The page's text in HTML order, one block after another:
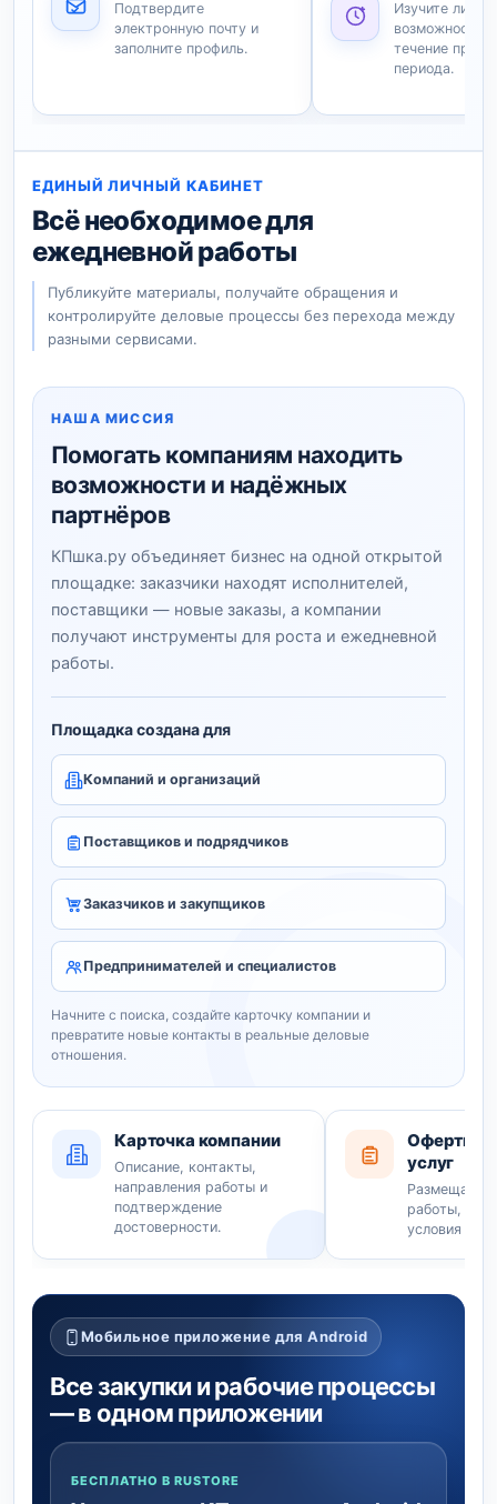
Подтвердите
электронную почту и
заполните профиль.
Изучите
возможности
течение
периода.
ЕДИНЫЙ ЛИЧНЫЙ КАБИНЕТ
Всё необходимое для
ежедневной работы
Публикуйте материалы, получайте обращения и
контролируйте деловые процессы без перехода между
разными сервисами.
НАША МИССИЯ
Помогать компаниям находить
возможности и надёжных
партнёров
КПшка.ру объединяет бизнес на одной открытой
площадке: заказчики находят исполнителей,
поставщики — новые заказы, а компании
получают инструменты для роста и ежедневной
работы.
Площадка создана для
Компаний и организаций
Поставщиков и подрядчиков
Заказчиков и закупщиков
Предпринимателей и специалистов
Начните с поиска, создайте карточку компании и
превратите новые контакты в реальные деловые
отношения.
Карточка компании
Описание, контакты,
направления работы и
подтверждение
достоверности.
Оферты
услуг
Размещайте
работы,
условия
Мобильное приложение для Android
Все закупки и рабочие процессы
— в одном приложении
БЕСПЛАТНО В RUSTORE